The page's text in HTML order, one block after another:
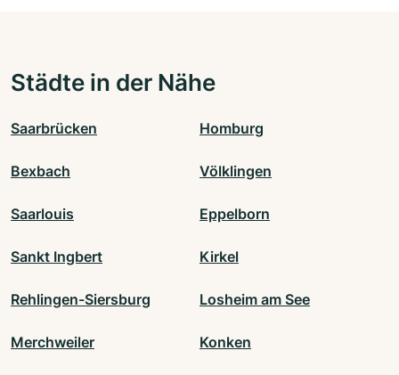
Städte in der Nähe
Saarbrücken Homburg
Bexbach Völklingen
Saarlouis Eppelborn
Sankt Ingbert Kirkel
Rehlingen-Siersburg Losheim am See
Merchweiler Konken